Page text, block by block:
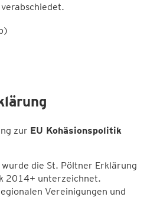
zur EU Kohäsionspolitik
die St. Pöltner Erklärung
2014+ unterzeichnet.
Vereinigungen und